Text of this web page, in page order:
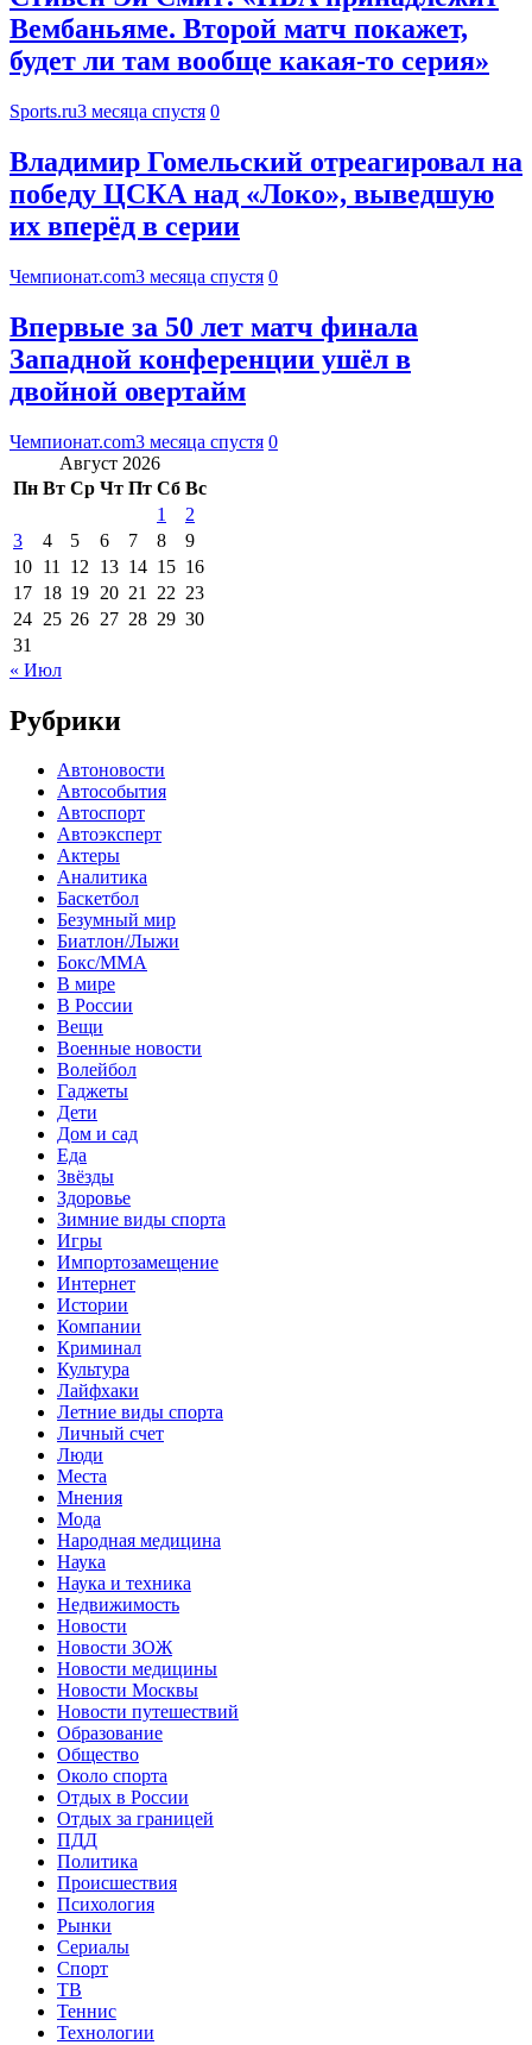
Вембаньяме. Второй матч покажет,
будет ли там вообще какая-то серия»
Sports.ru3 месяца спустя 0
Владимир Гомельский отреагировал на
победу ЦСКА над «Локо», выведшую
их вперёд в серии
Чемпионат.com3 месяца спустя 0
Впервые за 50 лет матч финала
Западной конференции ушёл в
двойной овертайм
Чемпионат.com3 месяца спустя 0
Август 2026
Пн Вт Ср Чт Пт Сб Вс
1
2
3
4 5 6 7 8
9
10 11 12 13 14 15 16
17 18 19 20 21 22 23
24 25 26 27 28 29 30
31
« Июл
Рубрики
Автоновости
Автособытия
Автоспорт
Автоэксперт
Актеры
Аналитика
Баскетбол
Безумный мир
Биатлон/Лыжи
Бокс/MMA
В мире
В России
Вещи
Военные новости
Волейбол
Гаджеты
Дети
Дом и сад
Еда
Звёзды
Здоровье
Зимние виды спорта
Игры
Импортозамещение
Интернет
Истории
Компании
Криминал
Культура
Лайфхаки
Летние виды спорта
Личный счет
Люди
Места
Мнения
Мода
Народная медицина
Наука
Наука и техника
Недвижимость
Новости
Новости ЗОЖ
Новости медицины
Новости Москвы
Новости путешествий
Образование
Общество
Около спорта
Отдых в России
Отдых за границей
ПДД
Политика
Происшествия
Психология
Рынки
Сериалы
Спорт
ТВ
Теннис
Технологии